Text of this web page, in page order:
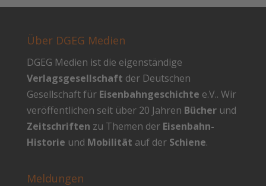
Über DGEG Medien
DGEG Medien ist die eigenständige
Verlagsgesellschaft der Deutschen
Gesellschaft für Eisenbahngeschichte e.V.. Wir
veröffentlichen seit über 20 Jahren Bücherund
Zeitschriften zu Themen der Eisenbahn-
Historie und Mobilität auf der Schiene.
Meldungen